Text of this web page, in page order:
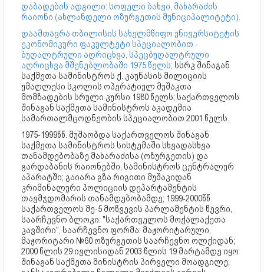
დაბადების ადგილი: სოფელი ბახვი, მახარაძის
რაიონი (ახლანდელი ოზურგეთის მუნიციპალიტეტი).
დაამთავრა თბილისის სახელმწიფო უნივერსიტეტის
ეკონომიკური ფაკულტეტი სპეციალობით -
ბუღალტრული აღრიცხვა, სპეცბუღალტრული
აღრიცხვა მშენებლობაში 1975 წელს; სსრკ შინაგან
საქმეთა სამინისტროს ქ. კაუნასის მილიციის
უმაღლესი სკოლის ოპერატიულ მუშაკთა
მომზადების სრული კურსი 1980 წელს; საქართველოს
შინაგან საქმეთა სამინისტროს აკადემია
სამართალმცოდნეობის სპეციალობით 2001 წელს.
1975-1999წწ. მუშაობდა საქართველოს შინაგან
საქმეთა სამინისტროს სისტემაში სხვადასხვა
თანამდებობაზე მახარაძისა (ოზურგეთის) და
გარდაბანის რაიონებში, სამინისტროს ცენტრალურ
აპარატში; გაიარა გზა რიგითი მუშაკიდან
კრიმინალური პოლიციის დეპარტამენტის
თავმჯდომარის თანამდებობამდე; 1999-2000წწ.
საქართველოს მე-5 მოწვევის პარლამენტის წევრი,
საარჩევნო ბლოკი: "საქართველოს მოქალაქეთა
კავშირი", საარჩევნო ფორმა: მაჟორიტარული,
მაჟორიტარი №60 ოზურგეთის საარჩევნო ოლქიდან;
2000 წლის 29 ივლისიდან 2003 წლის 19 მარტამდე იყო
შინაგან საქმეთა მინისტრის პირველი მოადგილე;